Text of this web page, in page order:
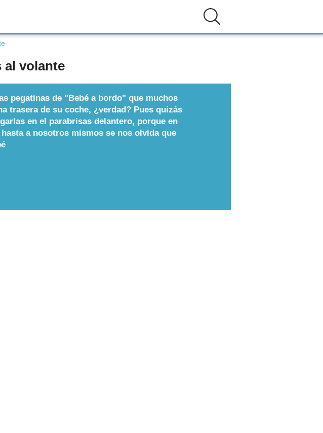
al volante
pegatinas de "Bebé a bordo" que muchos
trasera de su coche, ¿verdad? Pues quizás
en el parabrisas delantero, porque en
a nosotros mismos se nos olvida que